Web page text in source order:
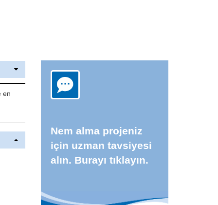
en
Nem alma projeniz
için uzman tavsiyesi
alın. Burayı tıklayın.